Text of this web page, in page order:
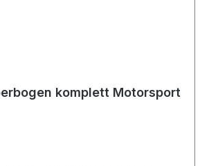
komplett Motorsport